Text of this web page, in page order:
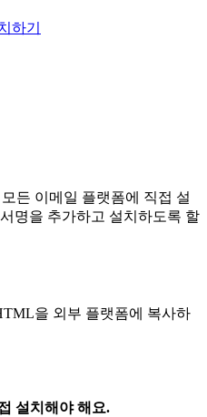
하기
든 이메일 플랫폼에 직접 설
명을 추가하고 설치하도록 할
을 외부 플랫폼에 복사하
설치해야 해요.